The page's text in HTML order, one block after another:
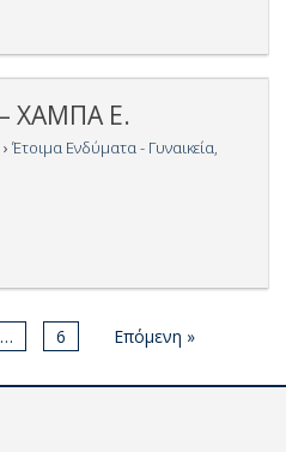
ΧΑΜΠΑ Ε.
› Έτοιμα Ενδύματα - Γυναικεία,
… 6 Επόμενη »